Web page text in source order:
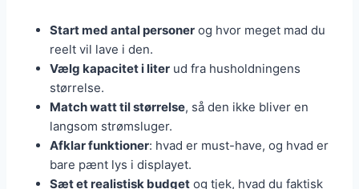
Start med antal personer og hvor meget mad du
reelt vil lave i den.
Vælg kapacitet i liter ud fra husholdningens
størrelse.
Match watt til størrelse, så den ikke bliver en
langsom strømsluger.
Afklar funktioner: hvad er must-have, og hvad er
bare pænt lys i displayet.
Sæt et realistisk budget og tjek, hvad du faktisk